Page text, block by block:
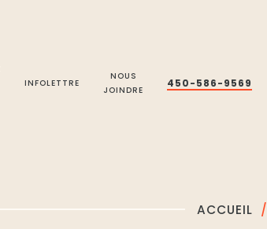
INFOLETTRE
NOUS
JOINDRE
450-586-9569
ACCUEIL